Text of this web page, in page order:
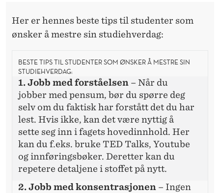
Her er hennes beste tips til studenter som
ønsker å mestre sin studiehverdag:
BESTE TIPS TIL STUDENTER SOM ØNSKER Å MESTRE SIN
STUDIEHVERDAG:
1. Jobb med forståelsen – Når du
jobber med pensum, bør du spørre deg
selv om du faktisk har forstått det du har
lest. Hvis ikke, kan det være nyttig å
sette seg inn i fagets hovedinnhold. Her
kan du f.eks. bruke TED Talks, Youtube
og innføringsbøker. Deretter kan du
repetere detaljene i stoffet på nytt.
2. Jobb med konsentrasjonen – Ingen